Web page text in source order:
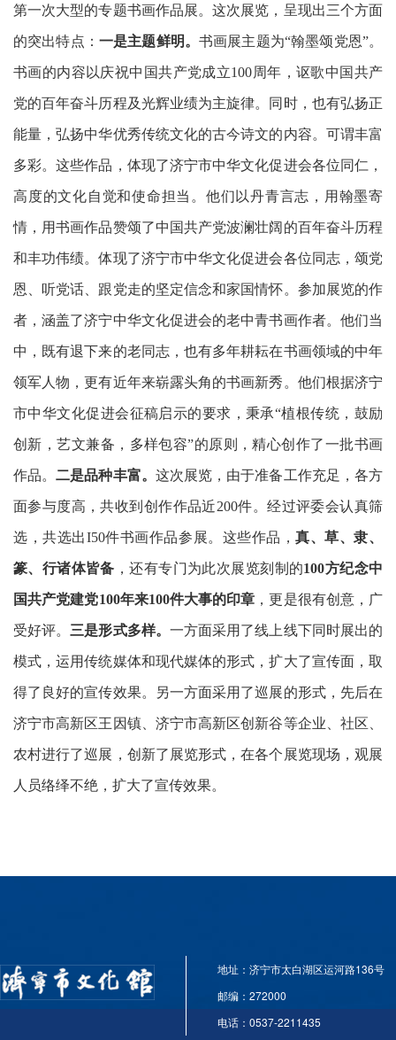
第一次大型的专题书画作品展。这次展览，呈现出三个方面
的突出特点： 一是主题鲜明。书画展主题为“翰墨颂党恩”。
书画的内容以庆祝中国共产党成立100周年，讴歌中国共产
党的百年奋斗历程及光辉业绩为主旋律。同时，也有弘扬正
能量，弘扬中华优秀传统文化的古今诗文的内容。可谓丰富
多彩。这些作品，体现了济宁市中华文化促进会各位同仁，
高度的文化自觉和使命担当。他们以丹青言志，用翰墨寄
情，用书画作品赞颂了中国共产党波澜壮阔的百年奋斗历程
和丰功伟绩。体现了济宁市中华文化促进会各位同志，颂党
恩、听党话、跟党走的坚定信念和家国情怀。 参加展览的作
者，涵盖了济宁中华文化促进会的老中青书画作者。他们当
中，既有退下来的老同志，也有多年耕耘在书画领域的中年
领军人物，更有近年来崭露头角的书画新秀。他们根据济宁
市中华文化促进会征稿启示的要求，秉承“植根传统，鼓励
创新，艺文兼备，多样包容”的原则，精心创作了一批书画
作品。二是品种丰富。 这次展览，由于准备工作充足，各方
面参与度高，共收到创作作品近200件。经过评委会认真筛
选，共选出I50件书画作品参展。这些作品，真、草、隶、
篆、行诸体皆备 ，还有专门为此次展览刻制的100方纪念中
国共产党建党100年来100件大事的印章 ，更是很有创意，广
受好评。 三是形式多样。 一方面采用了线上线下同时展出的
模式，运用传统媒体和现代媒体的形式，扩大了宣传面，取
得了良好的宣传效果。另一方面采用了巡展的形式，先后在
济宁市高新区王因镇、济宁市高新区创新谷等企业、社区、
农村进行了巡展，创新了展览形式，在各个展览现场，观展
人员络绎不绝，扩大了宣传效果。
地址：济宁市太白湖区运河路136号
邮编：272000
电话：0537-2211435